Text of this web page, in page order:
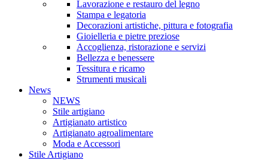
Lavorazione e restauro del legno
Stampa e legatoria
Decorazioni artistiche, pittura e fotografia
Gioielleria e pietre preziose
Accoglienza, ristorazione e servizi
Bellezza e benessere
Tessitura e ricamo
Strumenti musicali
News
NEWS
Stile artigiano
Artigianato artistico
Artigianato agroalimentare
Moda e Accessori
Stile Artigiano